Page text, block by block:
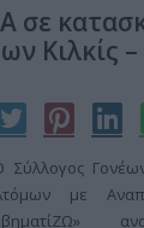
σε
Κιλκίς –
Σύλλογος
με